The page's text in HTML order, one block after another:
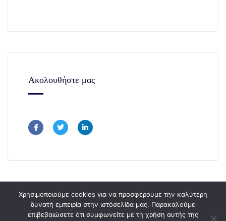
Ακολουθήστε μας
Χρησιμοποιούμε cookies για να προσφέρουμε την καλύτερη
δυνατή εμπειρία στην ιστόσελίδα μας. Παρακαλούμε
επιβεβαιώσετε ότι συμφωνείτε με τη χρήση αυτής της